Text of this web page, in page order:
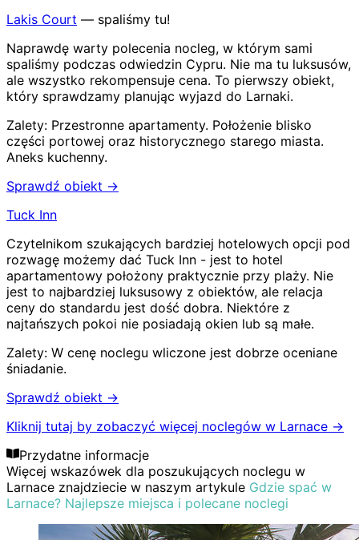
Lakis Court — spaliśmy tu!
Naprawdę warty polecenia nocleg, w którym sami
spaliśmy podczas odwiedzin Cypru. Nie ma tu luksusów,
ale wszystko rekompensuje cena. To pierwszy obiekt,
który sprawdzamy planując wyjazd do Larnaki.
Zalety: Przestronne apartamenty. Położenie blisko
części portowej oraz historycznego starego miasta.
Aneks kuchenny.
Sprawdź obiekt →
Tuck Inn
Czytelnikom szukających bardziej hotelowych opcji pod
rozwagę możemy dać Tuck Inn - jest to hotel
apartamentowy położony praktycznie przy plaży. Nie
jest to najbardziej luksusowy z obiektów, ale relacja
ceny do standardu jest dość dobra. Niektóre z
najtańszych pokoi nie posiadają okien lub są małe.
Zalety: W cenę noclegu wliczone jest dobrze oceniane
śniadanie.
Sprawdź obiekt →
Kliknij tutaj by zobaczyć więcej noclegów w Larnace →
Przydatne informacje
Więcej wskazówek dla poszukujących noclegu w
Larnace znajdziecie w naszym artykule Gdzie spać w
Larnace? Najlepsze miejsca i polecane noclegi